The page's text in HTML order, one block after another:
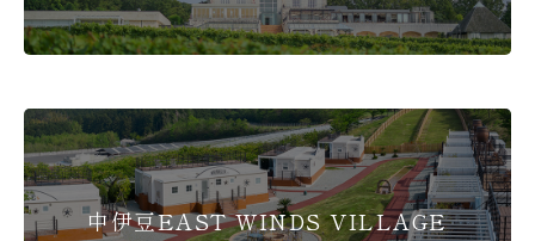
中伊豆EAST WINDS VILLAGE